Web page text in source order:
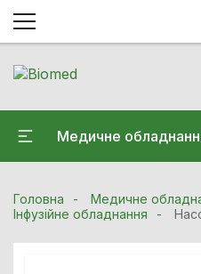
Медичне
Головна Медичне
Інфузійне обладнання